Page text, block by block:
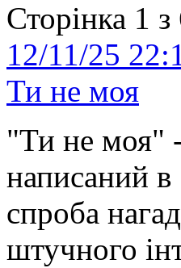
Сторінка 1 з
12/11/25
Ти не моя
"Ти не моя"
написаний
спроба
штучного